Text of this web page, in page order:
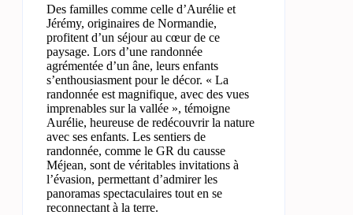
Des familles comme celle d’Aurélie et
Jérémy, originaires de Normandie,
profitent d’un séjour au cœur de ce
paysage. Lors d’une randonnée
agrémentée d’un âne, leurs enfants
s’enthousiasment pour le décor. « La
randonnée est magnifique, avec des vues
imprenables sur la vallée », témoigne
Aurélie, heureuse de redécouvrir la nature
avec ses enfants. Les sentiers de
randonnée, comme le GR du causse
Méjean, sont de véritables invitations à
l’évasion, permettant d’admirer les
panoramas spectaculaires tout en se
reconnectant à la terre.